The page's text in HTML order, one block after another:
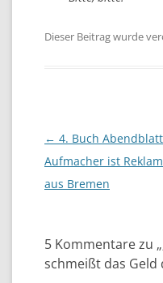
Dieser Beitrag wurde
Beitragsnavigation
← 4. Buch
Aufmacher ist
aus Bremen
5 Kommentare zu „
schmeißt das